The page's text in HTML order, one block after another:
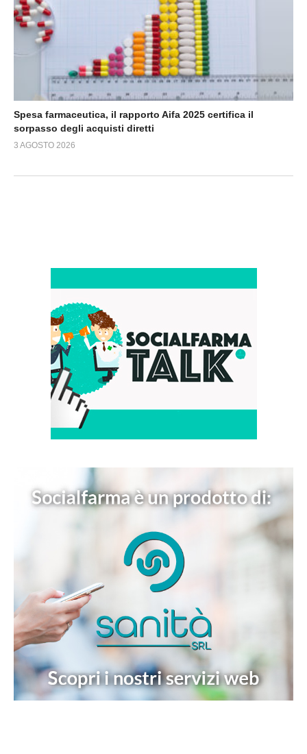
Spesa farmaceutica, il rapporto Aifa 2025 certifica il
sorpasso degli acquisti diretti
3 AGOSTO 2026